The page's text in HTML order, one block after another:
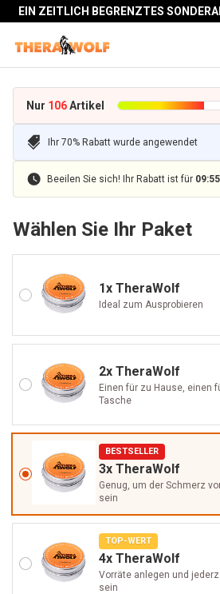
EIN ZEITLICH BEGRENZTES
Nur 106Artikel
Ihr 70% Rabatt wurde angewendet
Beeilen Sie sich! Ihr Rabatt ist für 09:55
Wählen Sie Ihr Paket
1x TheraWolf
Ideal zum Ausprobieren
2x TheraWolf
Einen für zu Hause, einen
Tasche
BESTSELLER
3x TheraWolf
Genug, um der Schmerz
sein
TOP-WERT
4x TheraWolf
Vorräte anlegen und
sein